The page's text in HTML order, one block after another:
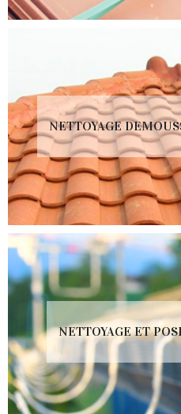
NETTOYAGE
NETTOYAGE ET